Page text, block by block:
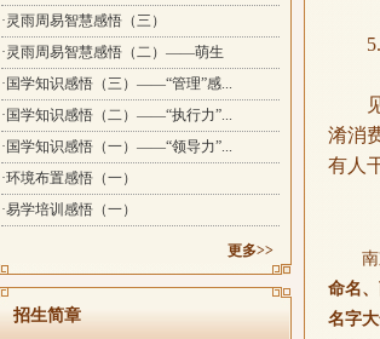
·灵雨周易智慧感悟（三）
·灵雨周易智慧感悟（二）——萌生
·国学知识感悟（三）——“管理”感...
·国学知识感悟（二）——“执行力”...
·国学知识感悟（一）——“领导力”...
·环境布置感悟（一）
·易学培训感悟（一）
更多>>
招生简章
5.
见
淆消
有人
命名
名字